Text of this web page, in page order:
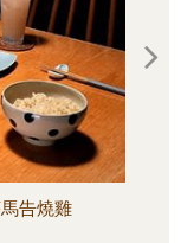
告燒雞